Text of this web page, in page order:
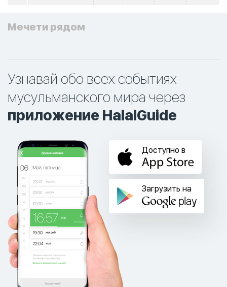
Мечети рядом
Узнавай обо всех событиях
мусульманского мира через
приложение HalalGuide
Доступно в
Загрузить на